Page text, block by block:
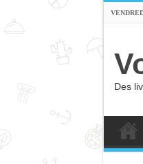
Des